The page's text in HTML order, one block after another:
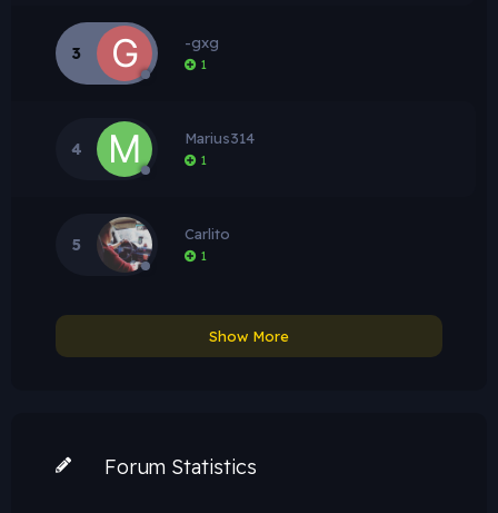
3
-gxg
1
4
Marius314
1
5
Carlito
1
Show More
Forum Statistics